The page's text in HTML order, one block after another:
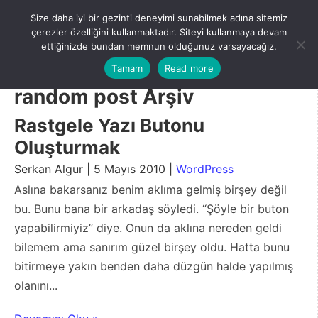
content
Menu
random post Arşiv
Rastgele Yazı Butonu
Oluşturmak
Serkan Algur | 5 Mayıs 2010 | WordPress
Aslına bakarsanız benim aklıma gelmiş birşey değil
bu. Bunu bana bir arkadaş söyledi. “Şöyle bir buton
yapabilirmiyiz” diye. Onun da aklına nereden geldi
bilemem ama sanırım güzel birşey oldu. Hatta bunu
bitirmeye yakın benden daha düzgün halde yapılmış
olanını...
Size daha iyi bir gezinti deneyimi sunabilmek adına sitemiz
çerezler özelliğini kullanmaktadır. Siteyi kullanmaya devam
ettiğinizde bundan memnun olduğunuz varsayacağız.
Tamam
Read more